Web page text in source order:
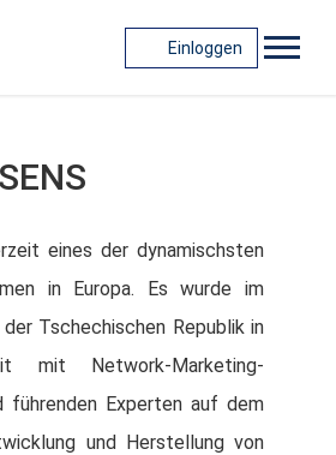
Einloggen
eines der dynamischsten
in Europa. Es wurde im
Tschechischen Republik in
mit Network-Marketing-
führenden Experten auf dem
und Herstellung von